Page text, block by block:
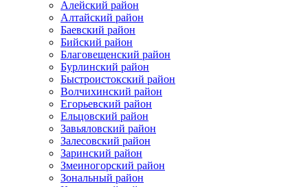
Алейский район
Алтайский район
Баевский район
Бийский район
Благовещенский район
Бурлинский район
Быстроистокский район
Волчихинский район
Егорьевский район
Ельцовский район
Завьяловский район
Залесовский район
Заринский район
Змеиногорский район
Зональный район